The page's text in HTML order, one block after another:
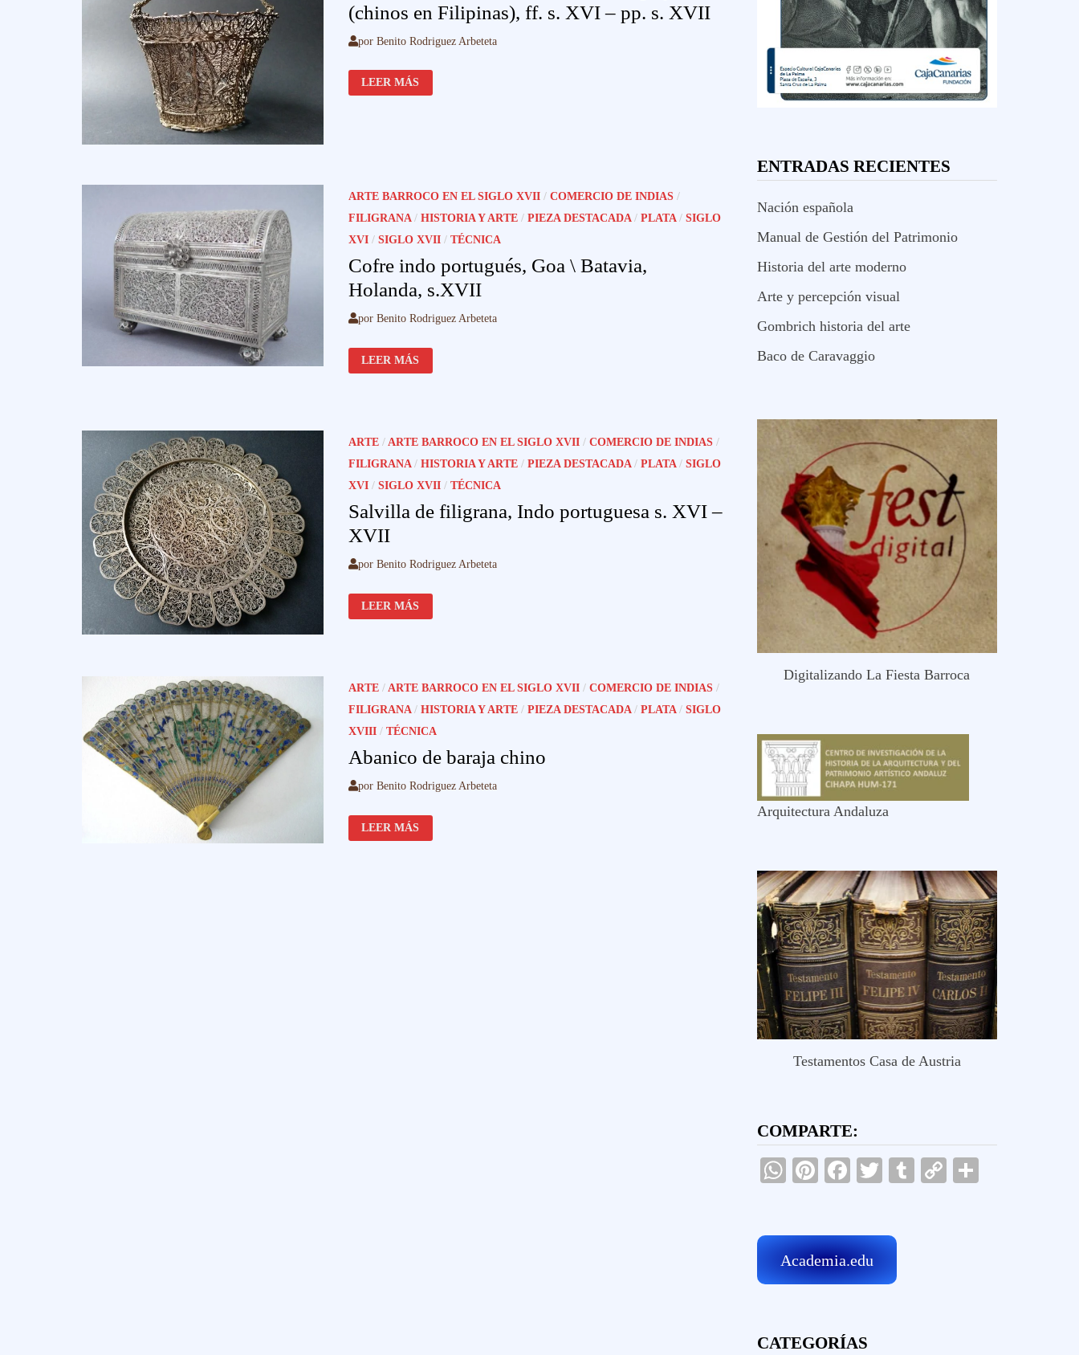
(chinos en Filipinas), ff. s. XVI – pp. s. XVII
por Benito Rodriguez Arbeteta
MIXTURERO,
VIRREINATO
DEL
XVI
PP.
S.
XVII
LEER MÁS
ARTE BARROCO EN EL SIGLO XVII/ COMERCIO DE INDIAS/
FILIGRANA/ HISTORIA Y ARTE/ PIEZA DESTACADA/ PLATA/ SIGLO
XVI/ SIGLO XVII/ TÉCNICA
Cofre indo portugués, Goa \ Batavia,
Holanda, s.XVII
por Benito Rodriguez Arbeteta
COFRE
INDO
PORTUGUÉS,
LEER MÁS
ARTE/ ARTE BARROCO EN EL SIGLO XVII/ COMERCIO DE INDIAS/
FILIGRANA/ HISTORIA Y ARTE/ PIEZA DESTACADA/ PLATA/ SIGLO
XVI/ SIGLO XVII/ TÉCNICA
Salvilla de filigrana, Indo portuguesa s. XVI –
XVII
por Benito Rodriguez Arbeteta
SALVILLA
DE
FILIGRANA,
XVII
LEER MÁS
ARTE/ ARTE BARROCO EN EL SIGLO XVII/ COMERCIO DE INDIAS/
FILIGRANA/ HISTORIA Y ARTE/ PIEZA DESTACADA/ PLATA/ SIGLO
XVIII/ TÉCNICA
Abanico de baraja chino
por Benito Rodriguez Arbeteta
ABANICO
DE
BARAJA
LEER MÁS
ENTRADAS RECIENTES
Nación española
Manual de Gestión del Patrimonio
Historia del arte moderno
Arte y percepción visual
Gombrich historia del arte
Baco de Caravaggio
Digitalizando La Fiesta Barroca
Arquitectura Andaluza
Testamentos Casa de Austria
COMPARTE:
WhatsApp
Pinterest
Facebook
TwitterTumblr
Copy
Academia.edu
CATEGORÍAS